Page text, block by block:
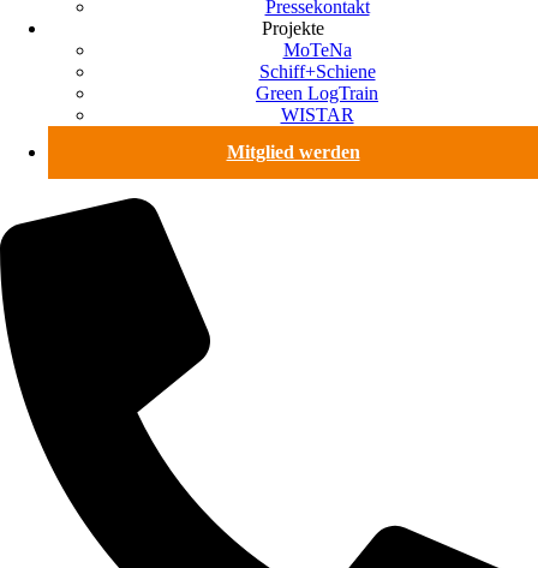
Pressekontakt
Projekte
MoTeNa
Schiff+Schiene
Green LogTrain
WISTAR
Mitglied werden